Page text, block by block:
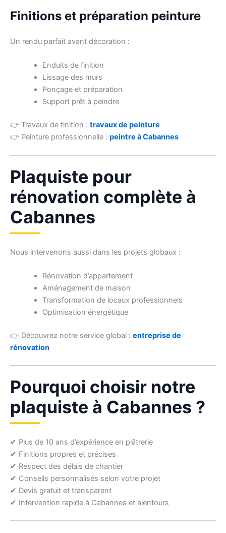
Finitions et préparation peinture
Un rendu parfait avant décoration :
Enduits de finition
Lissage des murs
Ponçage et préparation
Support prêt à peindre
👉 Travaux de finition : travaux de peinture
👉 Peinture professionnelle : peintre à Cabannes
Plaquiste pour
rénovation complète à
Cabannes
Nous intervenons aussi dans les projets globaux :
Rénovation d’appartement
Aménagement de maison
Transformation de locaux professionnels
Optimisation énergétique
👉 Découvrez notre service global : entreprise de
rénovation
Pourquoi choisir notre
plaquiste à Cabannes ?
✔ Plus de 10 ans d’expérience en plâtrerie
✔ Finitions propres et précises
✔ Respect des délais de chantier
✔ Conseils personnalisés selon votre projet
✔ Devis gratuit et transparent
✔ Intervention rapide à Cabannes et alentours